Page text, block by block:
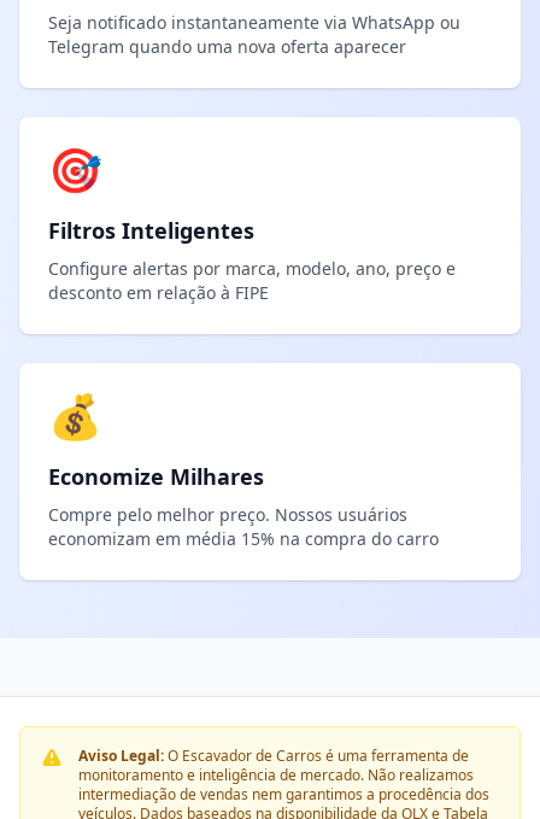
Seja notificado instantaneamente via WhatsApp ou
Telegram quando uma nova oferta aparecer
🎯
Filtros Inteligentes
Configure alertas por marca, modelo, ano, preço e
desconto em relação à FIPE
💰
Economize Milhares
Compre pelo melhor preço. Nossos usuários
economizam em média 15% na compra do carro
Aviso Legal:O Escavador de Carros é uma ferramenta de
monitoramento e inteligência de mercado. Não realizamos
intermediação de vendas nem garantimos a procedência dos
veículos. Dados baseados na disponibilidade da OLX e Tabela